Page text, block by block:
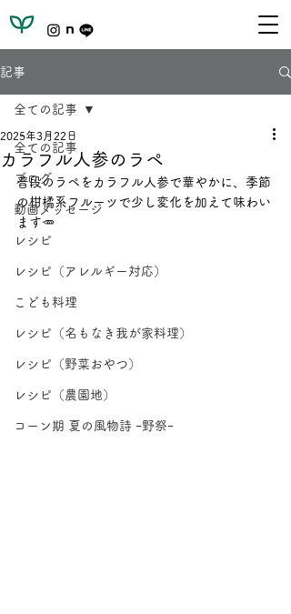
記事
全ての記事
ブログ
動画メッセージ
レシピ
レシピ（アレルギー対応）
こども料理
レシピ（名もなき我が家料理）
レシピ（野菜おやつ）
レシピ（農園地）
コーン期 夏の風物詩 ｰ野祭ｰ
全ての記事
カラフル人参のラペ
2025年3月22日
普段のラペをカラフル人参で華やかに、季節
の柑橘系フルーツで少し変化を加えて味わい
ます🥕